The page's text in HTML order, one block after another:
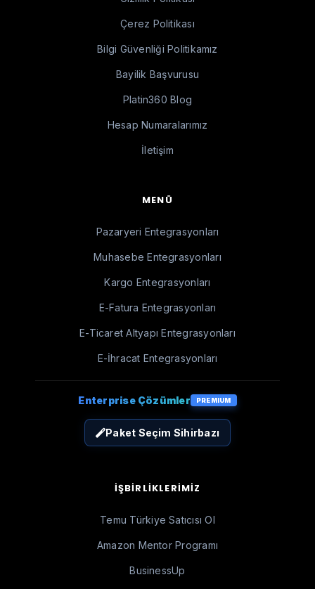
Çerez Politikası
Bilgi Güvenliği Politikamız
Bayilik Başvurusu
Platin360 Blog
Hesap Numaralarımız
İletişim
MENÜ
Pazaryeri Entegrasyonları
Muhasebe Entegrasyonları
Kargo Entegrasyonları
E-Fatura Entegrasyonları
E-Ticaret Altyapı Entegrasyonları
E-İhracat Entegrasyonları
Enterprise Çözümler PREMIUM
Paket Seçim Sihirbazı
İŞBIRLIKLERIMIZ
Temu Türkiye Satıcısı Ol
Amazon Mentor Programı
BusinessUp